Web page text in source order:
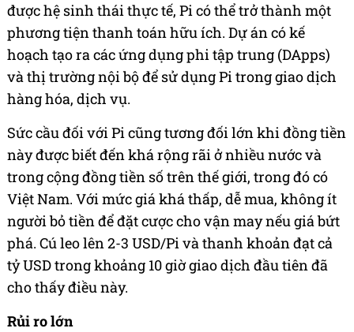
được hệ sinh thái thực tế, Pi có thể trở thành một
phương tiện thanh toán hữu ích. Dự án có kế
hoạch tạo ra các ứng dụng phi tập trung (DApps)
và thị trường nội bộ để sử dụng Pi trong giao dịch
hàng hóa, dịch vụ.
Sức cầu đối với Pi cũng tương đối lớn khi đồng tiền
này được biết đến khá rộng rãi ở nhiều nước và
trong cộng đồng tiền số trên thế giới, trong đó có
Việt Nam. Với mức giá khá thấp, dễ mua, không ít
người bỏ tiền để đặt cược cho vận may nếu giá bứt
phá. Cú leo lên 2-3 USD/Pi và thanh khoản đạt cả
tỷ USD trong khoảng 10 giờ giao dịch đầu tiên đã
cho thấy điều này.
Rủi ro lớn